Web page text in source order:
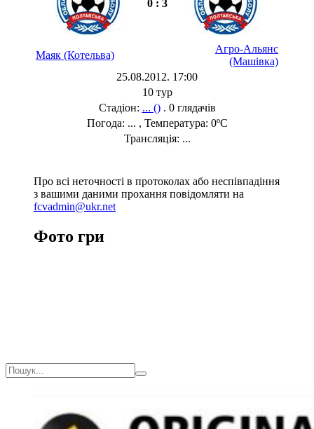
0 : 3
Маяк (Котельва)
Агро-Альянс
(Машівка)
25.08.2012. 17:00
10 тур
Стадіон: ... (). 0 глядачів
Погода: ... , Температура: 0ºC
Трансляція: ...
Про всі неточності в протоколах або неспівпадіння
з вашими даними прохання повідомляти на
fcvadmin@ukr.net
Фото гри